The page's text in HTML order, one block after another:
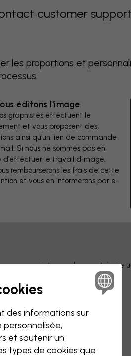
customer
les proportions et
éditons l'image
graphistes effectuent le
et vous proposent des
ainsi qu'un lien de commande
Si nous ne sommes pas en
d'effectuer le travail d'image,
rembourserons les frais de cette
et vous en informerons par e-
pour ajouter un champ et écrire
des informations sur
et soutenir un
types de cookies que